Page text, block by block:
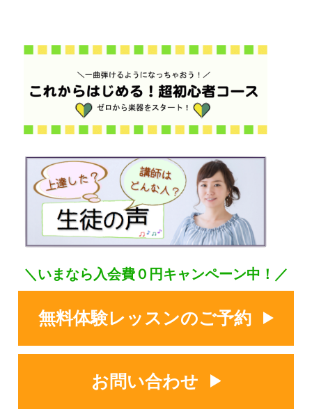
＼いまなら入会費０円キャンペーン中！／
無料体験レッスンのご予約
お問い合わせ